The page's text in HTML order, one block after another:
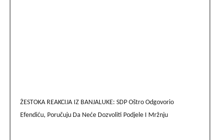
ŽESTOKA REAKCIJA IZ BANJALUKE: SDP Oštro Odgovorio
Efendiću, Poručuju Da Neće Dozvoliti Podjele I Mržnju